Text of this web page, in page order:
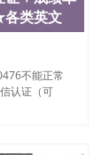
界60余
科学，电
等，深
学课程
与学习。
客户付
图；
类英文
不能正常
认证（可